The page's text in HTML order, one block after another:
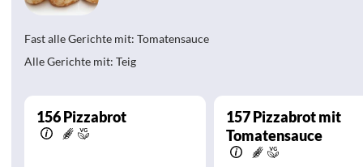
Fast alle Gerichte mit: Tomatensauce
Alle Gerichte mit: Teig
156Pizzabrot 157Pizzabrot mit
Tomatensauce